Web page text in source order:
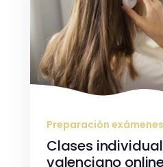
Preparación
Clases
valenciano